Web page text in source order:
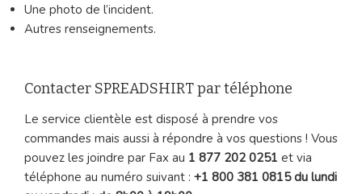
Une photo de l’incident.
Autres renseignements.
Contacter SPREADSHIRT par téléphone
Le service clientèle est disposé à prendre vos
commandes mais aussi à répondre à vos questions ! Vous
pouvez les joindre par Fax au 1 877 202 0251 et via
téléphone au numéro suivant : +1 800 381 0815 du lundi